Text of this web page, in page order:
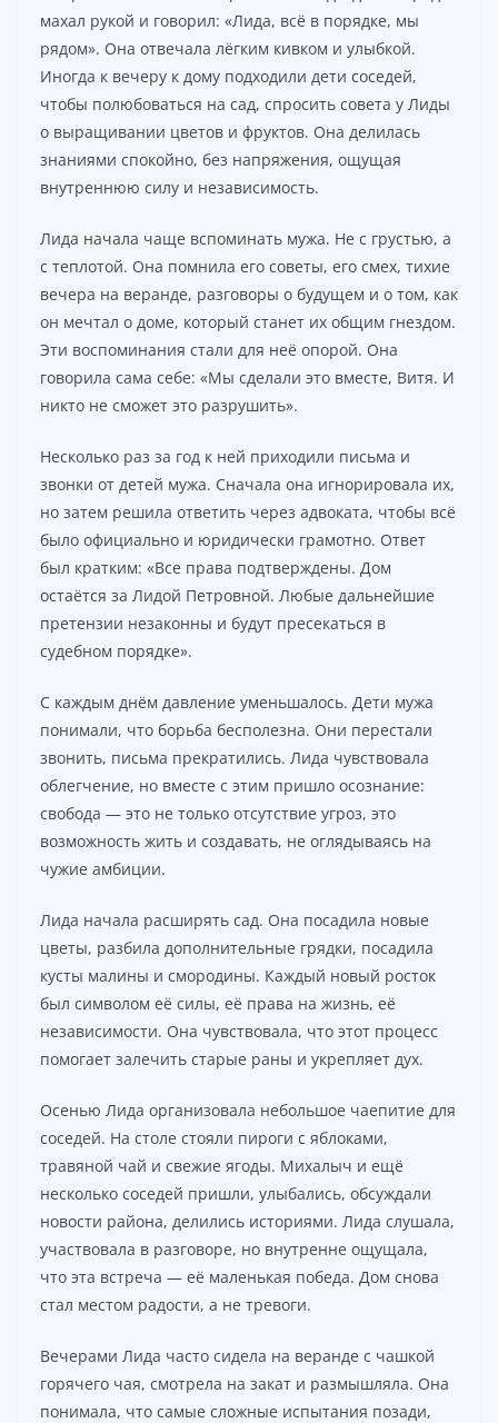
махал рукой и говорил: «Лида, всё в порядке, мы
рядом». Она отвечала лёгким кивком и улыбкой.
Иногда к вечеру к дому подходили дети соседей,
чтобы полюбоваться на сад, спросить совета у Лиды
о выращивании цветов и фруктов. Она делилась
знаниями спокойно, без напряжения, ощущая
внутреннюю силу и независимость.
Лида начала чаще вспоминать мужа. Не с грустью, а
с теплотой. Она помнила его советы, его смех, тихие
вечера на веранде, разговоры о будущем и о том, как
он мечтал о доме, который станет их общим гнездом.
Эти воспоминания стали для неё опорой. Она
говорила сама себе: «Мы сделали это вместе, Витя. И
никто не сможет это разрушить».
Несколько раз за год к ней приходили письма и
звонки от детей мужа. Сначала она игнорировала их,
но затем решила ответить через адвоката, чтобы всё
было официально и юридически грамотно. Ответ
был кратким: «Все права подтверждены. Дом
остаётся за Лидой Петровной. Любые дальнейшие
претензии незаконны и будут пресекаться в
судебном порядке».
С каждым днём давление уменьшалось. Дети мужа
понимали, что борьба бесполезна. Они перестали
звонить, письма прекратились. Лида чувствовала
облегчение, но вместе с этим пришло осознание:
свобода — это не только отсутствие угроз, это
возможность жить и создавать, не оглядываясь на
чужие амбиции.
Лида начала расширять сад. Она посадила новые
цветы, разбила дополнительные грядки, посадила
кусты малины и смородины. Каждый новый росток
был символом её силы, её права на жизнь, её
независимости. Она чувствовала, что этот процесс
помогает залечить старые раны и укрепляет дух.
Осенью Лида организовала небольшое чаепитие для
соседей. На столе стояли пироги с яблоками,
травяной чай и свежие ягоды. Михалыч и ещё
несколько соседей пришли, улыбались, обсуждали
новости района, делились историями. Лида слушала,
участвовала в разговоре, но внутренне ощущала,
что эта встреча — её маленькая победа. Дом снова
стал местом радости, а не тревоги.
Вечерами Лида часто сидела на веранде с чашкой
горячего чая, смотрела на закат и размышляла. Она
понимала, что самые сложные испытания позади,